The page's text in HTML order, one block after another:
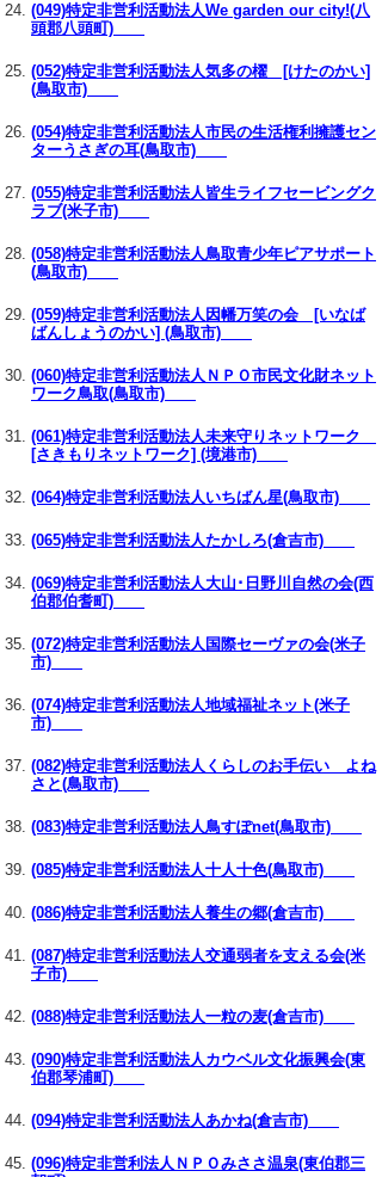
(049)特定非営利活動法人We garden our city!(八
頭郡八頭町)
(052)特定非営利活動法人気多の櫂 [けたのかい]
(鳥取市)
(054)特定非営利活動法人市民の生活権利擁護セン
ターうさぎの耳(鳥取市)
(055)特定非営利活動法人皆生ライフセービングク
ラブ(米子市)
(058)特定非営利活動法人鳥取青少年ピアサポート
(鳥取市)
(059)特定非営利活動法人因幡万笑の会 [いなば
ばんしょうのかい] (鳥取市)
(060)特定非営利活動法人ＮＰＯ市民文化財ネット
ワーク鳥取(鳥取市)
(061)特定非営利活動法人未来守りネットワーク
[さきもりネットワーク] (境港市)
(064)特定非営利活動法人いちばん星(鳥取市)
(065)特定非営利活動法人たかしろ(倉吉市)
(069)特定非営利活動法人大山･日野川自然の会(西
伯郡伯耆町)
(072)特定非営利活動法人国際セーヴァの会(米子
市)
(074)特定非営利活動法人地域福祉ネット(米子
市)
(082)特定非営利活動法人くらしのお手伝い よね
さと(鳥取市)
(083)特定非営利活動法人鳥すぽnet(鳥取市)
(085)特定非営利活動法人十人十色(鳥取市)
(086)特定非営利活動法人養生の郷(倉吉市)
(087)特定非営利活動法人交通弱者を支える会(米
子市)
(088)特定非営利活動法人一粒の麦(倉吉市)
(090)特定非営利活動法人カウベル文化振興会(東
伯郡琴浦町)
(094)特定非営利活動法人あかね(倉吉市)
(096)特定非営利法人ＮＰＯみささ温泉(東伯郡三